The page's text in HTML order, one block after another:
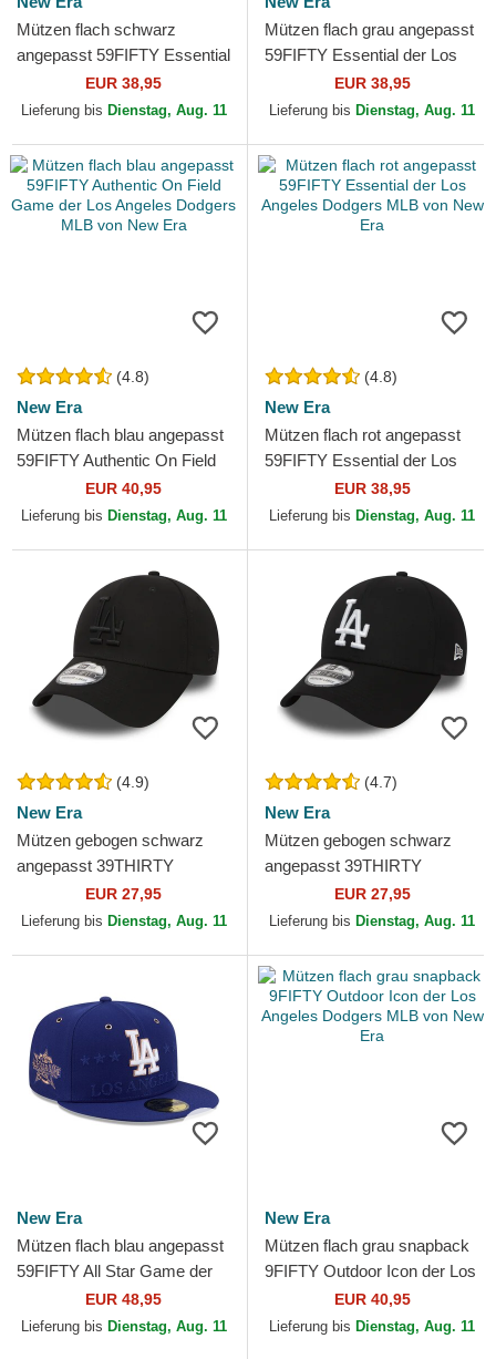
Mützen flach schwarz
angepasst 59FIFTY Essential
der Los Angeles Dodgers
MLB von New Era
EUR 38,95
Lieferung bis Dienstag, Aug. 11
Mützen flach grau angepasst
59FIFTY Essential der Los
Angeles Dodgers MLB von
New Era
EUR 38,95
Lieferung bis Dienstag, Aug. 11
(4.8)
New Era
Mützen flach blau angepasst
59FIFTY Authentic On Field
Game der Los Angeles
Dodgers MLB von New Era
EUR 40,95
Lieferung bis Dienstag, Aug. 11
(4.8)
New Era
Mützen flach rot angepasst
59FIFTY Essential der Los
Angeles Dodgers MLB von
New Era
EUR 38,95
Lieferung bis Dienstag, Aug. 11
(4.9)
New Era
Mützen gebogen schwarz
angepasst 39THIRTY
Essential der Los Angeles
Dodgers MLB von New Era
EUR 27,95
Lieferung bis Dienstag, Aug. 11
(4.7)
New Era
Mützen gebogen schwarz
angepasst 39THIRTY
Essential der Los Angeles
Dodgers MLB von New Era
EUR 27,95
Lieferung bis Dienstag, Aug. 11
New Era
Mützen flach blau angepasst
59FIFTY All Star Game der
Los Angeles Dodgers MLB
von New Era
EUR 48,95
Lieferung bis Dienstag, Aug. 11
New Era
Mützen flach grau snapback
9FIFTY Outdoor Icon der Los
Angeles Dodgers MLB von
New Era
EUR 40,95
Lieferung bis Dienstag, Aug. 11